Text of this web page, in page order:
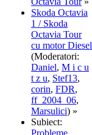
Skoda Octavia
1 / Skoda
Octavia Tour
cu motor Diesel
(Moderatori:
Daniel, M i c u
t z u, Stef13,
corin, FDR,
ff_2004_06,
Marsulici) »
Subiect:
Probleme